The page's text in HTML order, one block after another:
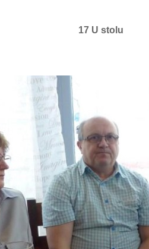
17 U stolu